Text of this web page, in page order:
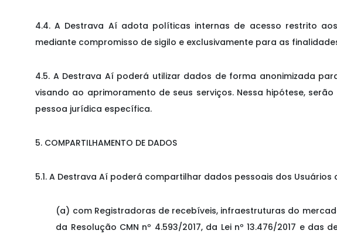
4.4. A Destrava Aí adota políticas internas de acesso restrito
mediante compromisso de sigilo e exclusivamente para as
4.5. A Destrava Aí poderá utilizar dados de forma anonimizada
visando ao aprimoramento de seus serviços. Nessa hipótese,
pessoa jurídica específica.
5. COMPARTILHAMENTO DE DADOS
5.1. A Destrava Aí poderá compartilhar dados pessoais dos
(a) com Registradoras de recebíveis, infraestruturas do
da Resolução CMN nº 4.593/2017, da Lei nº 13.476/2017 e